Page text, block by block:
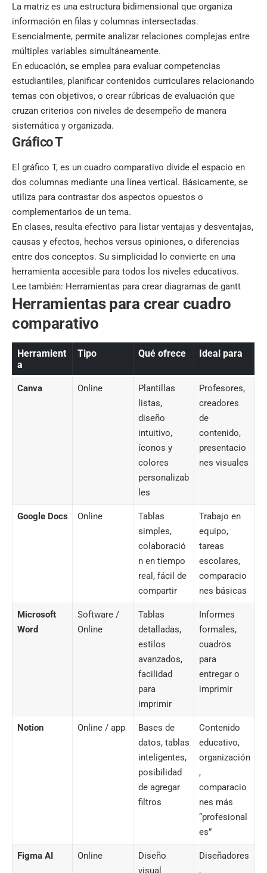
La matriz es una estructura bidimensional que organiza
información en filas y columnas intersectadas.
Esencialmente, permite analizar relaciones complejas entre
múltiples variables simultáneamente.
En educación, se emplea para evaluar competencias
estudiantiles, planificar contenidos curriculares relacionando
temas con objetivos, o crear rúbricas de evaluación que
cruzan criterios con niveles de desempeño de manera
sistemática y organizada.
Gráfico T
El gráfico T, es un cuadro comparativo divide el espacio en
dos columnas mediante una línea vertical. Básicamente, se
utiliza para contrastar dos aspectos opuestos o
complementarios de un tema.
En clases, resulta efectivo para listar ventajas y desventajas,
causas y efectos, hechos versus opiniones, o diferencias
entre dos conceptos. Su simplicidad lo convierte en una
herramienta accesible para todos los niveles educativos.
Lee también: Herramientas para crear diagramas de gantt
Herramientas para crear cuadro
comparativo
Herramient
a
Tipo Qué ofrece Ideal para
Canva Online
Plantillas
listas,
diseño
intuitivo,
íconos y
colores
personalizab
les
Profesores,
creadores
de
contenido,
presentacio
nes visuales
Google Docs Online
Tablas
simples,
colaboració
n en tiempo
real, fácil de
compartir
Trabajo en
equipo,
tareas
escolares,
comparacio
nes básicas
Microsoft
Word
Software /
Online
Tablas
detalladas,
estilos
avanzados,
facilidad
para
imprimir
Informes
formales,
cuadros
para
entregar o
imprimir
Notion Online / app
Bases de
datos, tablas
inteligentes,
posibilidad
de agregar
filtros
Contenido
educativo,
organización
,
comparacio
nes más
“profesional
es”
Figma AI Online
Diseño
Diseñadores